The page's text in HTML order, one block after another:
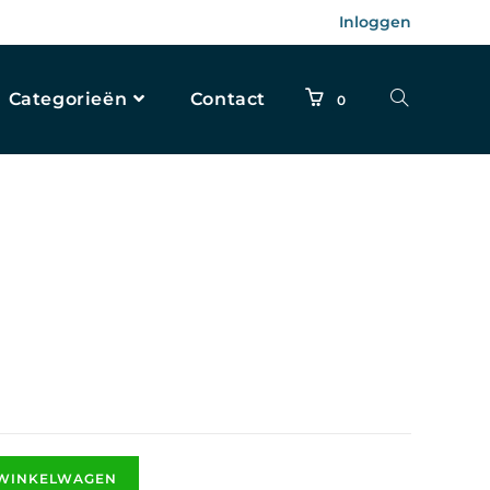
Inloggen
Categorieën Contact 0